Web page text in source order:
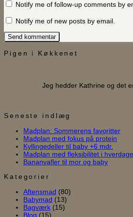
Notify me of follow-up comments by
Notify me of new posts by email.
Pigen i Køkkenet
Jeg hedder Kathrine og det
Seneste indlæg
Madplan: Sommerens favoritterIngen
Madplan med fokus på protein
til
Kyllingedeller til baby +6 mdr.
Madplan med fleksibilitet i
Bananvafler til mor og babyIngen
Kategorier
Aftensmad (80)
Babymad (13)
Bagværk (15)
Blog (15)